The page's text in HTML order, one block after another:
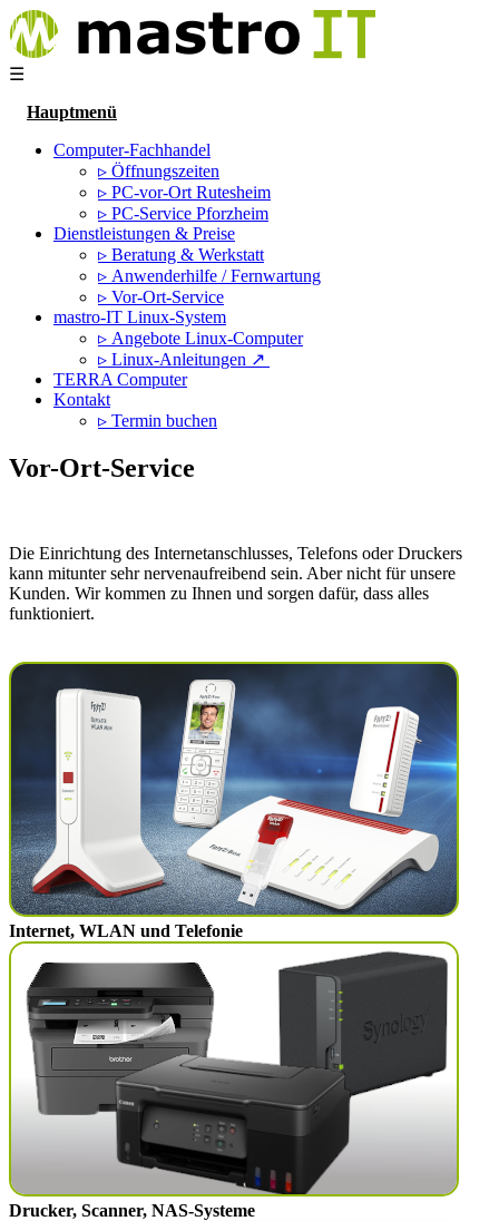
☰
Hauptmenü
Computer-Fachhandel
▹ Öffnungszeiten
▹ PC-vor-Ort Rutesheim
▹ PC-Service Pforzheim
Dienstleistungen & Preise
▹ Beratung & Werkstatt
▹ Anwenderhilfe / Fernwartung
▹ Vor-Ort-Service
mastro-IT Linux-System
▹ Angebote Linux-Computer
▹ Linux-Anleitungen ↗
TERRA Computer
Kontakt
▹ Termin buchen
Vor-Ort-Service
Die Einrichtung des Internetanschlusses, Telefons oder Druckers
kann mitunter sehr nervenaufreibend sein. Aber nicht für unsere
Kunden. Wir kommen zu Ihnen und sorgen dafür, dass alles
funktioniert.
Internet, WLAN und Telefonie
Drucker, Scanner, NAS-Systeme